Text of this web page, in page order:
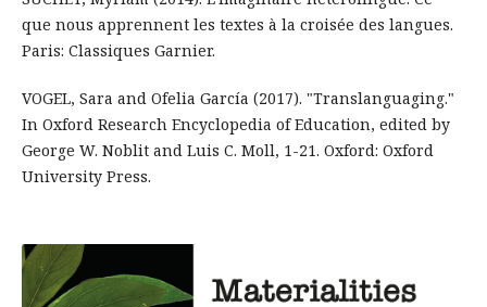
que nous apprennent les textes à la croisée des langues.
Paris: Classiques Garnier.
VOGEL, Sara and Ofelia García (2017). "Translanguaging."
In Oxford Research Encyclopedia of Education, edited by
George W. Noblit and Luis C. Moll, 1-21. Oxford: Oxford
University Press.